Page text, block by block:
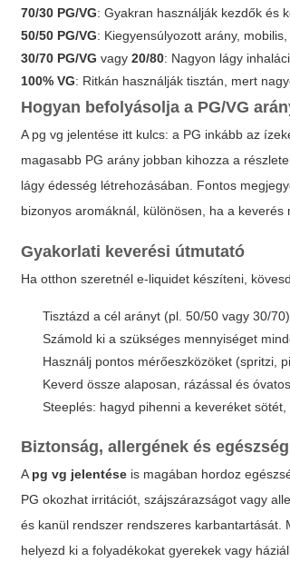
70/30 PG/VG: Gyakran használják kezdők és
50/50 PG/VG: Kiegyensúlyozott arány,
30/70 PG/VG vagy20/80: Nagyon lágy
100% VG: Ritkán használják tisztán, mert
Hogyan befolyásolja a PG/VG
Apg vg jelentése itt kulcs: a PG inkább az
magasabb PG arány jobban kihozza a
lágy édesség létrehozásában. Fontos
bizonyos aromáknál, különösen, ha a
Gyakorlati keverési útmutató
Ha otthon szeretnél e-liquidet készíteni,
Tisztázd a cél arányt (pl. 50/50 vagy 30/
Számold ki a szükséges mennyiséget
Használj pontos mérőeszközöket (spritzi,
Keverd össze alaposan, rázással és
Steeplés: hagyd pihenni a keveréket
Biztonság, allergének és egészség
Apg vg jelentése is magában hordoz
PG okozhat irritációt, szájszárazságot vagy
és kanül rendszer rendszeres karbantartását.
helyezd ki a folyadékokat gyerekek vagy